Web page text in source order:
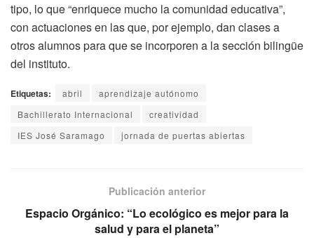
tipo, lo que “enriquece mucho la comunidad educativa”,
con actuaciones en las que, por ejemplo, dan clases a
otros alumnos para que se incorporen a la sección bilingüe
del instituto.
Etiquetas: abril
aprendizaje autónomo
Bachillerato Internacional
creatividad
IES José Saramago
jornada de puertas abiertas
Publicación anterior
Espacio Orgánico: “Lo ecológico es mejor para la
salud y para el planeta”